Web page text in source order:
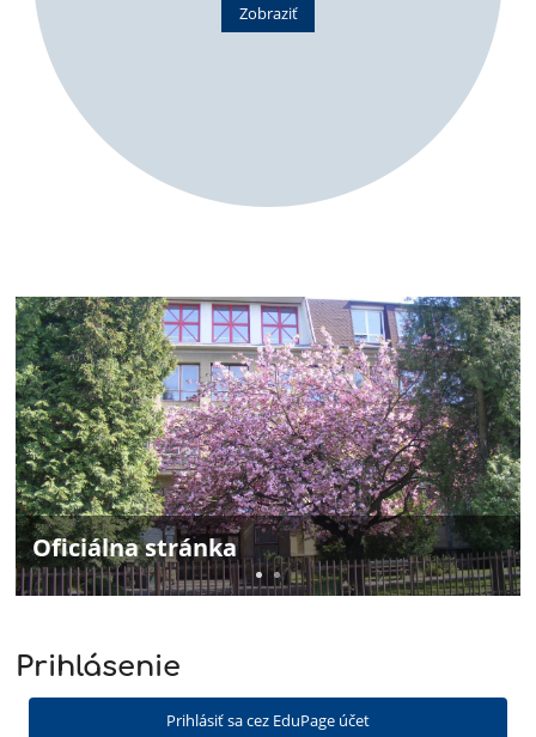
Zobraziť
Oficiálna stránka
Prihlásenie
Prihlásiť sa cez EduPage účet